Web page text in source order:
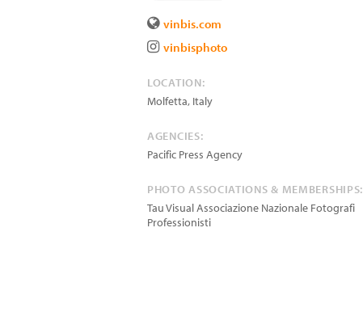
vinbis.com
vinbisphoto
LOCATION:
Molfetta, Italy
AGENCIES:
Pacific Press Agency
PHOTO ASSOCIATIONS & MEMBERSHIPS:
Tau Visual Associazione Nazionale Fotografi
Professionisti